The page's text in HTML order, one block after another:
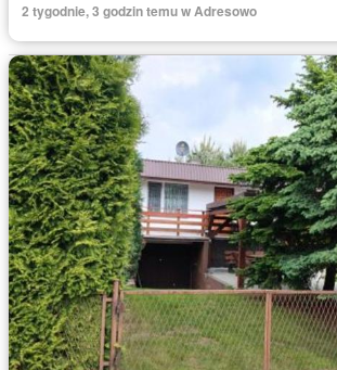
2 tygodnie, 3 godzin temu w Adresowo